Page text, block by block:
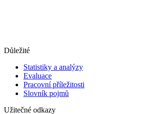
Důležité
Statistiky a analýzy
Evaluace
Pracovní příležitosti
Slovník pojmů
Užitečné odkazy